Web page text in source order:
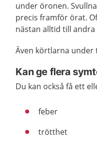
under öronen.
precis framför örat.
nästan alltid till andra
Även körtlarna under
Kan ge flera
Du kan också få ett
feber
trötthet